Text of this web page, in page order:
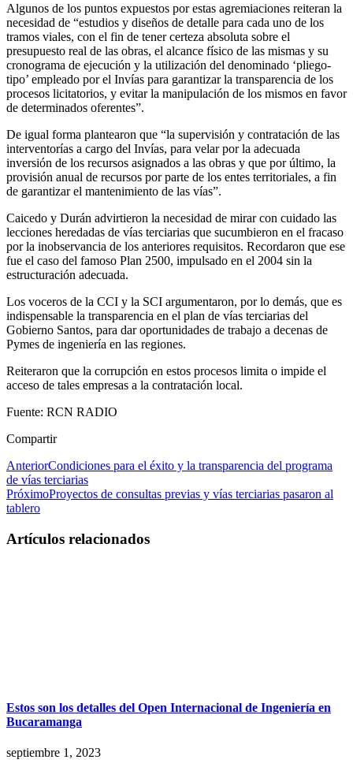
Algunos de los puntos expuestos por estas agremiaciones reiteran la
necesidad de “estudios y diseños de detalle para cada uno de los
tramos viales, con el fin de tener certeza absoluta sobre el
presupuesto real de las obras, el alcance físico de las mismas y su
cronograma de ejecución y la utilización del denominado ‘pliego-
tipo’ empleado por el Invías para garantizar la transparencia de los
procesos licitatorios, y evitar la manipulación de los mismos en favor
de determinados oferentes”.
De igual forma plantearon que “la supervisión y contratación de las
interventorías a cargo del Invías, para velar por la adecuada
inversión de los recursos asignados a las obras y que por último, la
provisión anual de recursos por parte de los entes territoriales, a fin
de garantizar el mantenimiento de las vías”.
Caicedo y Durán advirtieron la necesidad de mirar con cuidado las
lecciones heredadas de vías terciarias que sucumbieron en el fracaso
por la inobservancia de los anteriores requisitos. Recordaron que ese
fue el caso del famoso Plan 2500, impulsado en el 2004 sin la
estructuración adecuada.
Los voceros de la CCI y la SCI argumentaron, por lo demás, que es
indispensable la transparencia en el plan de vías terciarias del
Gobierno Santos, para dar oportunidades de trabajo a decenas de
Pymes de ingeniería en las regiones.
Reiteraron que la corrupción en estos procesos limita o impide el
acceso de tales empresas a la contratación local.
Fuente: RCN RADIO
Compartir
AnteriorCondiciones para el éxito y la transparencia del programa
de vías terciarias
PróximoProyectos de consultas previas y vías terciarias pasaron al
tablero
Artículos relacionados
Estos son los detalles del Open Internacional de Ingeniería en
Bucaramanga
septiembre 1, 2023